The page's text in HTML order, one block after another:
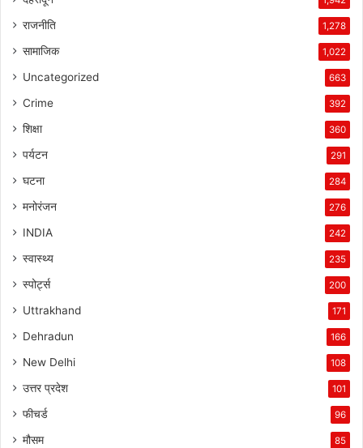
राजनीति 1,278
सामाजिक 1,022
Uncategorized 663
Crime 392
शिक्षा 360
पर्यटन 291
घटना 284
मनोरंजन 276
INDIA 242
स्वास्थ्य 235
स्पोर्ट्स 200
Uttrakhand 171
Dehradun 166
New Delhi 108
उत्तर प्रदेश 101
फीचर्ड 96
मौसम 85